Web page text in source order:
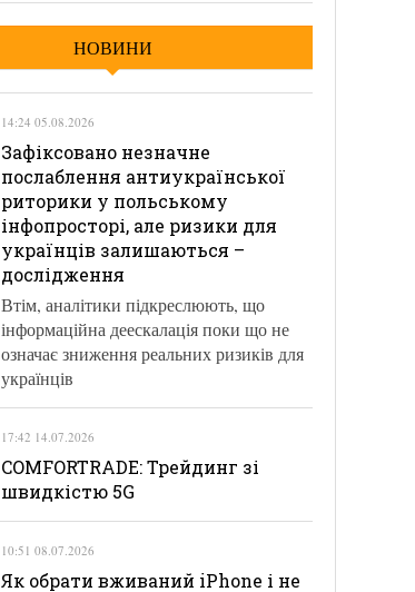
НОВИНИ
14:24 05.08.2026
Зафіксовано незначне
послаблення антиукраїнської
риторики у польському
інфопросторі, але ризики для
українців залишаються –
дослідження
Втім, аналітики підкреслюють, що
інформаційна деескалація поки що не
означає зниження реальних ризиків для
українців
17:42 14.07.2026
COMFORTRADE: Трейдинг зі
швидкістю 5G
10:51 08.07.2026
Як обрати вживаний iPhone і не